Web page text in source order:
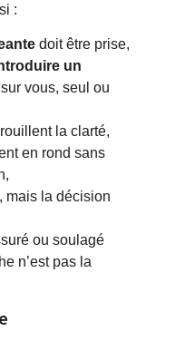
:
doit être prise,
un
vous, seul ou
la clarté,
en rond sans
mais la décision
ou soulagé
n’est pas la